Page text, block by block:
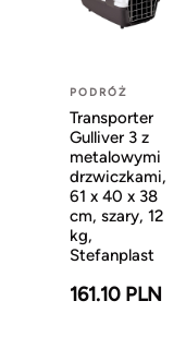
PODRÓŻ
Transporter
Gulliver 3 z
metalowymi
drzwiczkami,
61 x 40 x 38
cm, szary, 12
kg,
Stefanplast
161.10 PLN